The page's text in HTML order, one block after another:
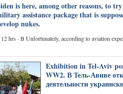
is here, among other reasons, to
assistance package that is
nukes.
hrs · B Unfortunately, according to aviation
Exhibition in Tel-Aviv
WW2. В Тель-Авиве
деятельности